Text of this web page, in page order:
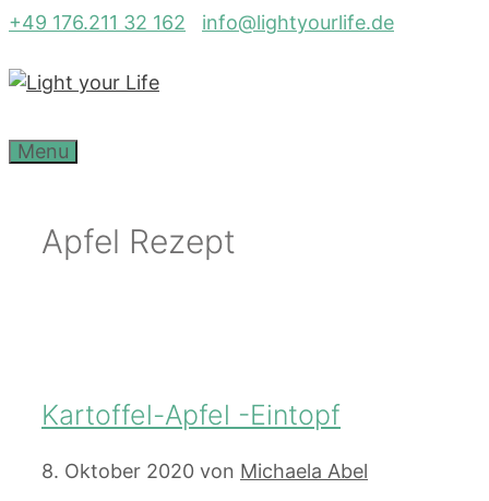
Zum
springen
+49 176.211 32 162 info@lightyourlife.de
Menu
Apfel Rezept
Kartoffel-Apfel -Eintopf
8. Oktober 2020 von Michaela Abel